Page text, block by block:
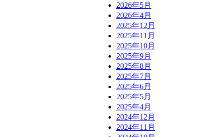
2026年5月
2026年4月
2025年12月
2025年11月
2025年10月
2025年9月
2025年8月
2025年7月
2025年6月
2025年5月
2025年4月
2024年12月
2024年11月